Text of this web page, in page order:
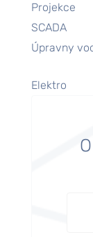
Projekce
SCADA
Úpravny
Elektro